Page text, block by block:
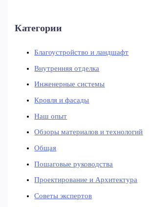
Категории
Благоустройство и ландшафт
Внутренняя отделка
Инженерные системы
Кровля и фасады
Наш опыт
Обзоры материалов и технологий
Общая
Пошаговые руководства
Проектирование и Архитектура
Советы экспертов